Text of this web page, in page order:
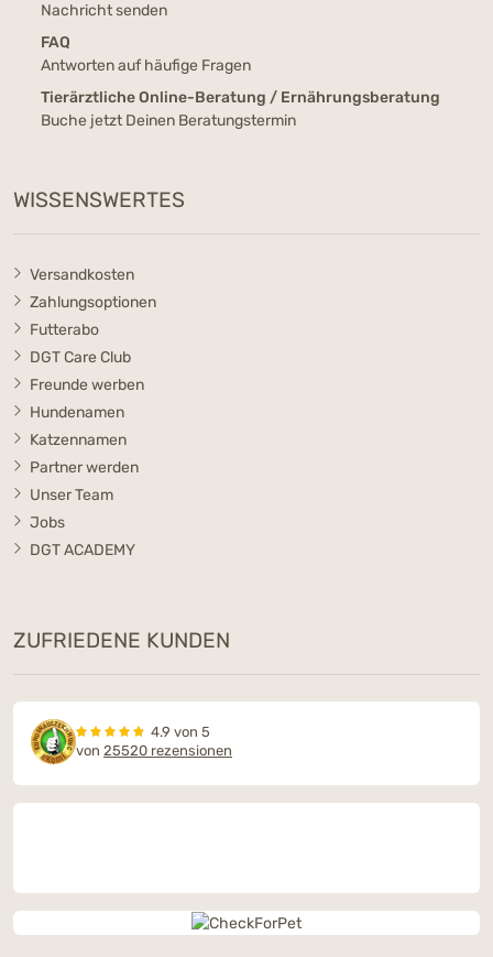
Nachricht senden
FAQ
Antworten auf häufige Fragen
Tierärztliche Online-Beratung / Ernährungsberatung
Buche jetzt Deinen Beratungstermin
WISSENSWERTES
Versandkosten
Zahlungsoptionen
Futterabo
DGT Care Club
Freunde werben
Hundenamen
Katzennamen
Partner werden
Unser Team
Jobs
DGT ACADEMY
ZUFRIEDENE KUNDEN
4.9 von 5
von 25520 rezensionen